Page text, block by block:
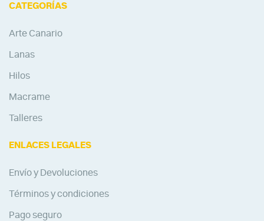
CATEGORÍAS
Arte Canario
Lanas
Hilos
Macrame
Talleres
ENLACES LEGALES
Envío y Devoluciones
Términos y condiciones
Pago seguro